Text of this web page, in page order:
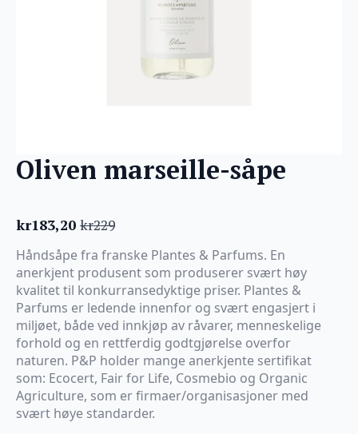
Oliven marseille-såpe
kr229
Opprinnelig
pris
var:
kr229.
kr183,20
Nåværende
pris
er:
kr183,20.
Håndsåpe fra franske Plantes & Parfums. En
anerkjent produsent som produserer svært høy
kvalitet til konkurransedyktige priser. Plantes &
Parfums er ledende innenfor og svært engasjert i
miljøet, både ved innkjøp av råvarer, menneskelige
forhold og en rettferdig godtgjørelse overfor
naturen. P&P holder mange anerkjente sertifikat
som: Ecocert, Fair for Life, Cosmebio og Organic
Agriculture, som er firmaer/organisasjoner med
svært høye standarder.